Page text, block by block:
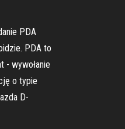
PDA
PDA to
- wywołanie
o typie
D-